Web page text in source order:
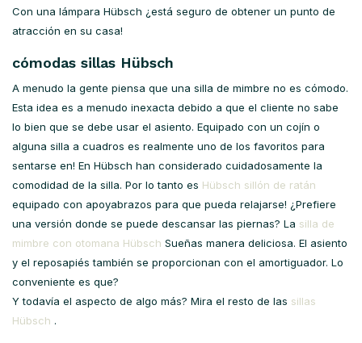
Con una lámpara Hübsch ¿está seguro de obtener un punto de
atracción en su casa!
cómodas sillas Hübsch
A menudo la gente piensa que una silla de mimbre no es cómodo.
Esta idea es a menudo inexacta debido a que el cliente no sabe
lo bien que se debe usar el asiento. Equipado con un cojín o
alguna silla a cuadros es realmente uno de los favoritos para
sentarse en! En Hübsch han considerado cuidadosamente la
comodidad de la silla. Por lo tanto es Hübsch sillón de ratán
equipado con apoyabrazos para que pueda relajarse! ¿Prefiere
una versión donde se puede descansar las piernas? La silla de
mimbre con otomana Hübsch Sueñas manera deliciosa. El asiento
y el reposapiés también se proporcionan con el amortiguador. Lo
conveniente es que?
Y todavía el aspecto de algo más? Mira el resto de las sillas
Hübsch .